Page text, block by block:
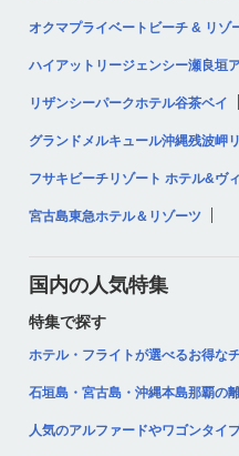
オクマプライベートビーチ & リゾ
ハイアットリージェンシー瀬良垣
リザンシーパークホテル谷茶ベイ
グランドメルキュール沖縄残波岬
フサキビーチリゾート ホテル&ヴ
宮古島東急ホテル＆リゾーツ
国内の人気特集
特集で探す
ホテル・フライトが選べるお得な
石垣島・宮古島・沖縄本島那覇の
人気のアルファードやワゴンタイ